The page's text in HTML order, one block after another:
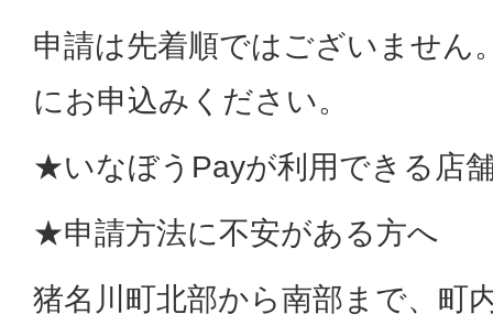
申請は先着順ではございません
にお申込みください。
★いなぼうPayが利用できる店
★申請方法に不安がある方へ
猪名川町北部から南部まで、町